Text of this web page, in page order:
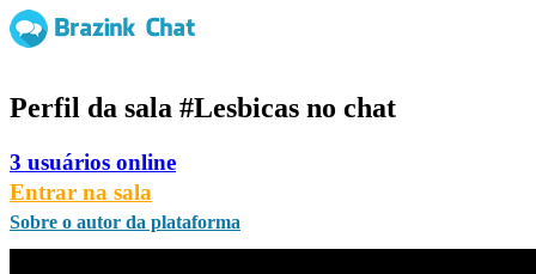
Perfil da sala #Lesbicas no chat
3 usuários online
Entrar na sala
Sobre o autor da plataforma